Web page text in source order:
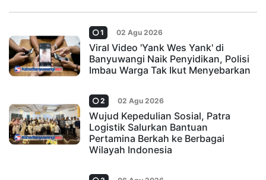
1 02 Agu 2026
Viral Video 'Yank Wes Yank' di
Banyuwangi Naik Penyidikan, Polisi
Imbau Warga Tak Ikut Menyebarkan
2 02 Agu 2026
Wujud Kepedulian Sosial, Patra
Logistik Salurkan Bantuan
Pertamina Berkah ke Berbagai
Wilayah Indonesia